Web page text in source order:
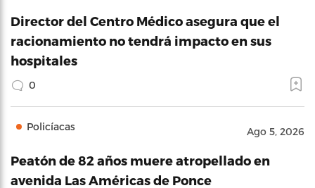
Director del Centro Médico asegura que el
racionamiento no tendrá impacto en sus
hospitales
0
Policíacas Ago 5, 2026
Peatón de 82 años muere atropellado en
avenida Las Américas de Ponce